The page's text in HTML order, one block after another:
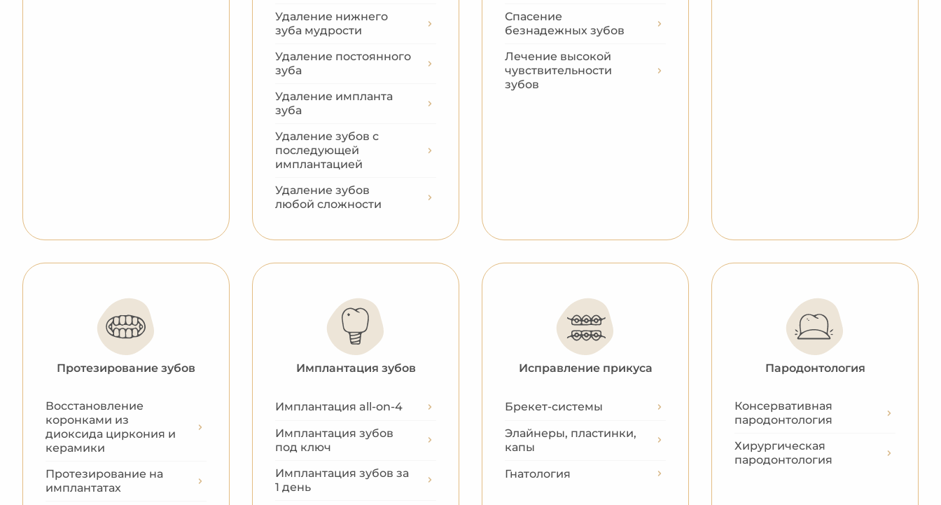
Удаление нижнего
зуба мудрости
Удаление постоянного
зуба
Удаление импланта
зуба
Удаление зубов с
последующей
имплантацией
Удаление зубов
любой сложности
Спасение
безнадежных зубов
Лечение высокой
чувствительности
зубов
Протезирование зубов
Восстановление
коронками из
диоксида циркония и
керамики
Протезирование на
имплантатах
Имплантация зубов
Имплантация all-on-4
Имплантация зубов
под ключ
Имплантация зубов за
1 день
Исправление прикуса
Брекет-системы
Элайнеры, пластинки,
капы
Гнатология
Пародонтология
Консервативная
пародонтология
Хирургическая
пародонтология